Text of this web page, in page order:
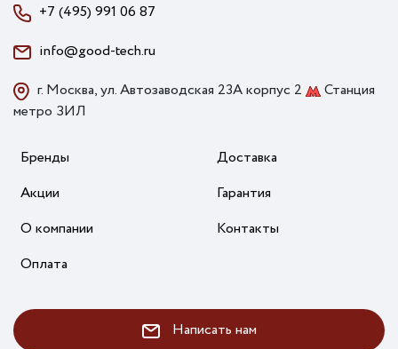
+7 (495) 991 06 87
info@good-tech.ru
г. Москва, ул. Автозаводская 23А корпус 2
Станция
метро ЗИЛ
Бренды
Акции
О компании
Оплата
Доставка
Гарантия
Контакты
Написать нам